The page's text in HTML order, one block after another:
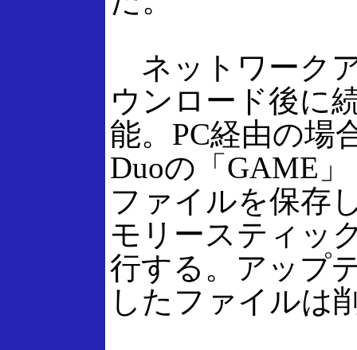
ネットワーク
ウンロード後に
能。PC経由の場
Duoの「GAME
ファイルを保存
モリースティッ
行する。アップ
したファイルは